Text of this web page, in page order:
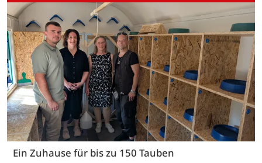
Ein Zuhause für bis zu 150 Tauben